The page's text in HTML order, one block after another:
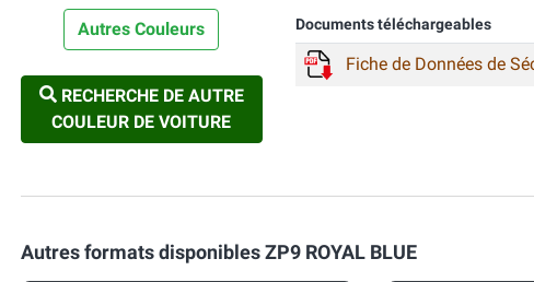
Autres Couleurs
RECHERCHE DE AUTRE
COULEUR DE VOITURE
Documents téléchargeables
Fiche de Données de
Autres formats disponibles ZP9 ROYAL BLUE